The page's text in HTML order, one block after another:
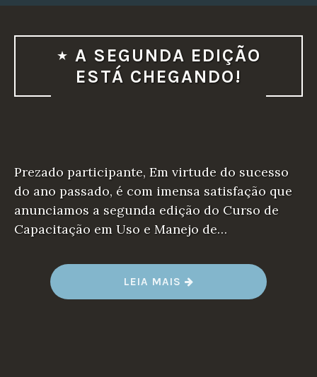
A SEGUNDA EDIÇÃO
ESTÁ CHEGANDO!
Prezado participante, Em virtude do sucesso
do ano passado, é com imensa satisfação que
anunciamos a segunda edição do Curso de
Capacitação em Uso e Manejo de…
LEIA MAIS “A
EDIÇÃO